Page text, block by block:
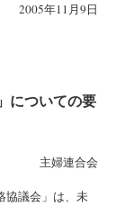
2005年11月9日
についての要
主婦連合会
協議会」は、未